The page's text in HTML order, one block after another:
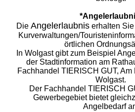
Die Angelerlaubnis erhalten
Kurverwaltungen/
örtlichen
In Wolgast gibt zum Beispiel
der Stadtinformation am
Fachhandel TIERISCH GUT,
Wolgast.
Der Fachhandel TIERISCH
Gewerbegebiet bietet
Angelbedarf